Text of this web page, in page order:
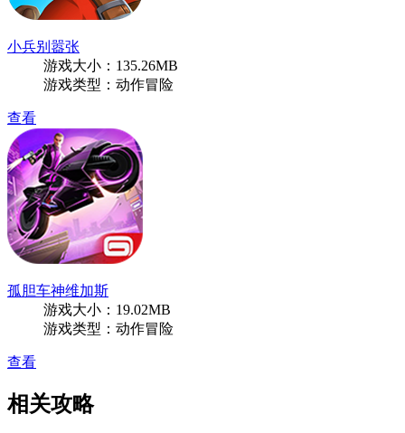
小兵别嚣张
游戏大小：135.26MB
游戏类型：动作冒险
查看
孤胆车神维加斯
游戏大小：19.02MB
游戏类型：动作冒险
查看
相关攻略